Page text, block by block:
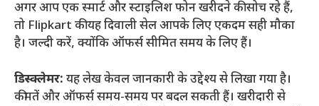
अगर आप एक स्मार्ट और स्टाइलिश फोन खरीदने की सोच रहे हैं,
तो Flipkart की यह दिवाली सेल आपके लिए एकदम सही मौका
है। जल्दी करें, क्योंकि ऑफर्स सीमित समय के लिए हैं।
डिस्क्लेमर: यह लेख केवल जानकारी के उद्देश्य से लिखा गया है।
कीमतें और ऑफर्स समय-समय पर बदल सकती हैं। खरीदारी से